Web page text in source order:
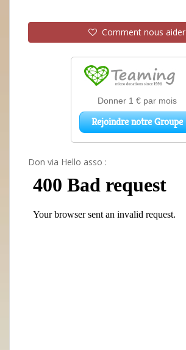
Comment nous aider
Don via Hello asso :